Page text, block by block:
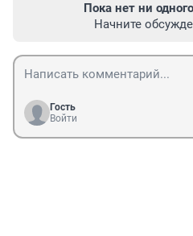
Пока нет ни
Начните
Гость
Войти